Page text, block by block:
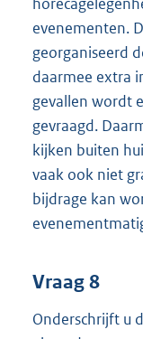
evenementen.
georganiseerd
daarmee extra
gevallen wordt
gevraagd.
kijken buiten
vaak ook niet
bijdrage kan
Vraag 8
Onderschrijft u